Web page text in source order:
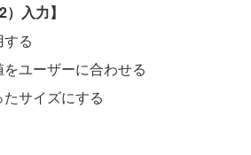
入力】
する
をユーザーに合わせる
たサイズにする